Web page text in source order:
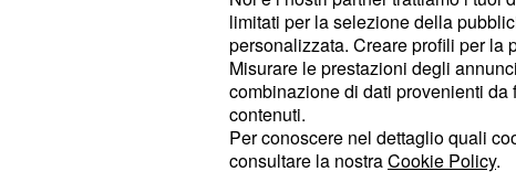
terza forza politica del Paese è
Matteo Salvinial 13%, dopo aver
Abbiamo poiForza Italiacon il 10,9%
CDX, che nel complesso ottiene il
Fratelli d’Italiacon il 2,3% (0,1%) e
con il 2,1% (-0,2%).Unione di Centro
limitati per la selezione della
personalizzata. Creare profili per la
Misurare le prestazioni degli
combinazione di dati provenienti
contenuti.
Per conoscere nel dettaglio quali
consultare la nostraCookie Policy.